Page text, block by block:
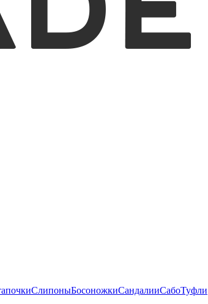
СлипоныБосоножкиСандалииСабоТуфли